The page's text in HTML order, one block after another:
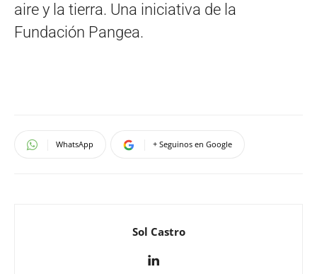
aire y la tierra. Una iniciativa de la
Fundación Pangea.
WhatsApp + Seguinos en Google
Sol Castro